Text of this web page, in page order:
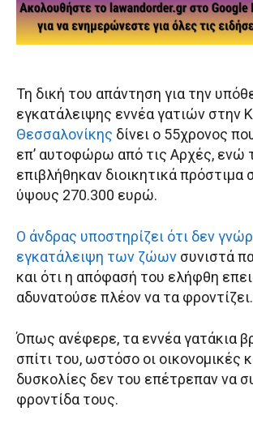
Τη δική του απάντηση για την
εγκατάλειψης εννέα γατιών στην
Θεσσαλονίκης δίνει ο 55χρονος
επ’ αυτοφώρω από τις Αρχές, ενώ
επιβλήθηκαν διοικητικά πρόστιμα
ύψους 270.300 ευρώ.
Ο άνδρας υποστηρίζει ότι δεν
εγκατάλειψη των ζώων συνιστά
και ότι η απόφασή του ελήφθη
αδυνατούσε πλέον να τα φροντίζει.
Όπως ανέφερε, τα εννέα γατάκια
σπίτι του, ωστόσο οι οικονομικές
δυσκολίες δεν του επέτρεπαν να
φροντίδα τους.